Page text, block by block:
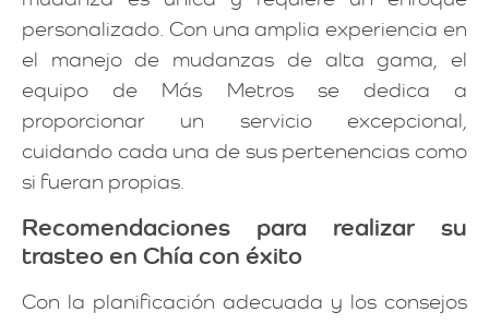
personalizado. Con una amplia experiencia en
el manejo de mudanzas de alta gama, el
equipo de Más Metros se dedica a
proporcionar un servicio excepcional,
cuidando cada una de sus pertenencias como
si fueran propias.
Recomendaciones para realizar su
trasteo en Chía con éxito
Con la planificación adecuada y los consejos